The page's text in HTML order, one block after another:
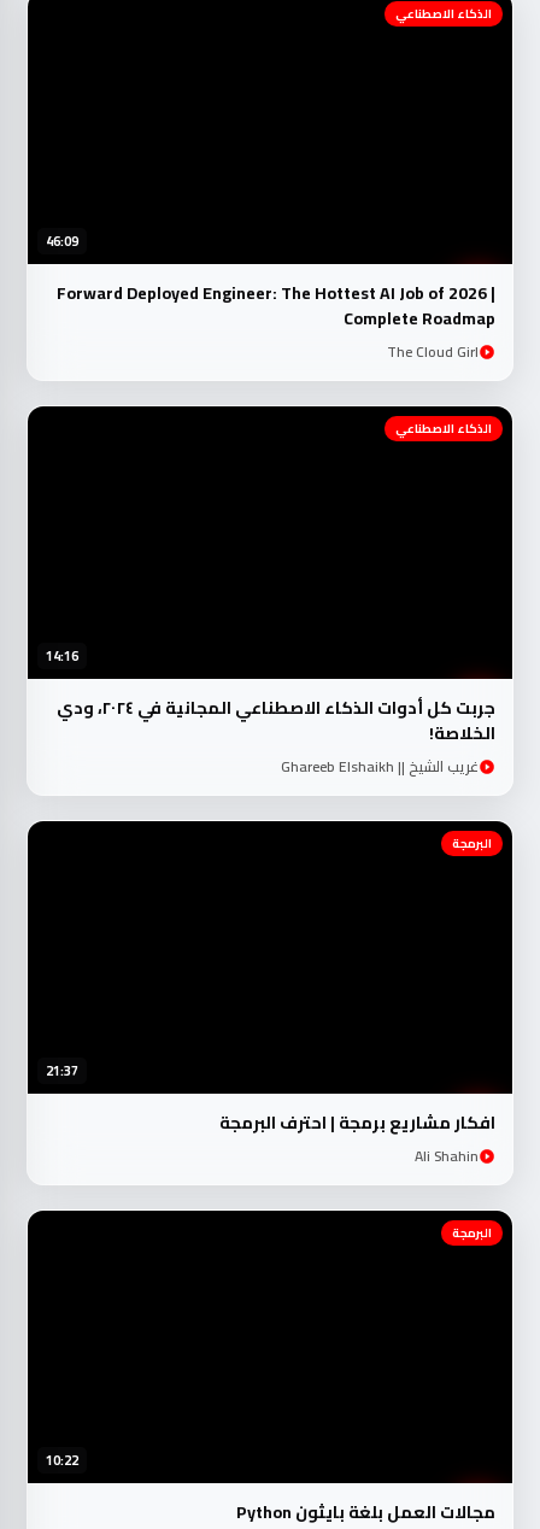
46:09
الذكاء الاصطناعي
Forward Deployed Engineer: The Hottest AI Job of 2026 |
Complete Roadmap
The Cloud Girl
14:16
الذكاء الاصطناعي
جربت كل أدوات الذكاء الاصطناعي المجانية في ٢٠٢٤، ودي
الخلاصة!
غريب الشيخ || Ghareeb Elshaikh
21:37
البرمجة
افكار مشاريع برمجة | احترف البرمجة
Ali Shahin
10:22
البرمجة
مجالات العمل بلغة بايثون Python